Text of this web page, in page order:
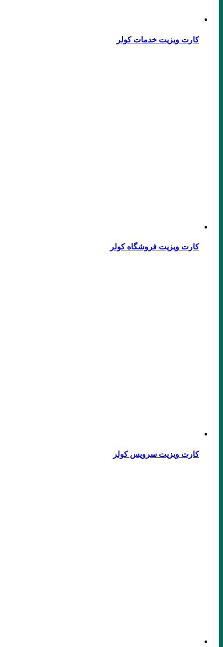
کارت ویزیت خدمات کولر
کارت ویزیت فروشگاه کولر
کارت ویزیت سرویس کولر